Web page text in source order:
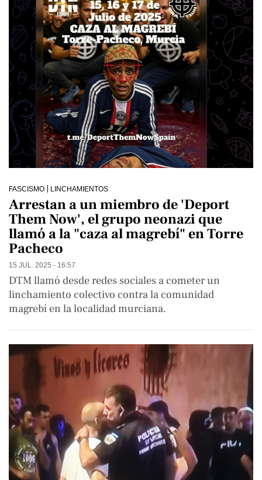
FASCISMO LINCHAMIENTOS
Arrestan a un miembro de 'Deport
Them Now', el grupo neonazi que
llamó a la "caza al magrebí" en Torre
Pacheco
15 JUL. 2025 - 16:57
DTM llamó desde redes sociales a cometer un
linchamiento colectivo contra la comunidad
magrebí en la localidad murciana.